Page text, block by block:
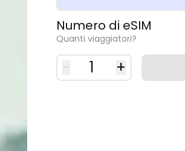
Numero di eSIM
Quanti viaggiatori?
- 1 +